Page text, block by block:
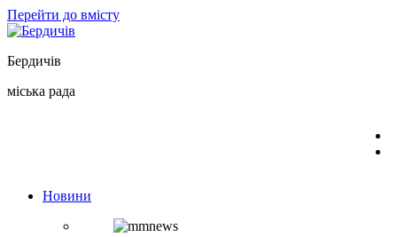
Перейти до вмісту
Бердичів
міська рада
Новини